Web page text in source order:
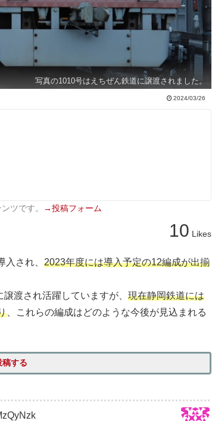
写真の1010号はえちぜん鉄道に譲渡されました。
2024/03/26
ツです。 →投稿フォーム
10 Likes
され、 2023年度には導入予定の12編成が出揃
渡され活躍していますが、 現在静岡鉄道には
、これらの編成はどのような今後が見込まれる
する